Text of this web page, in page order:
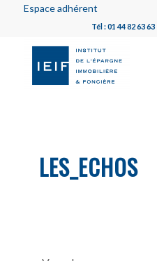
Espace adhérent
Tél : 01 44 82 63
LES_ECHOS